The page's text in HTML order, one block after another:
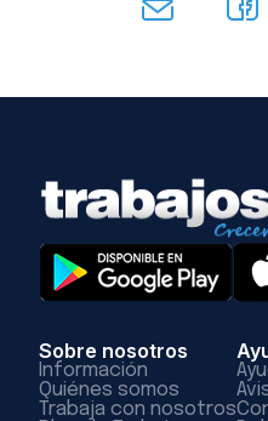
Sobre nosotros
Información
Quiénes somos
Trabaja con nosotros